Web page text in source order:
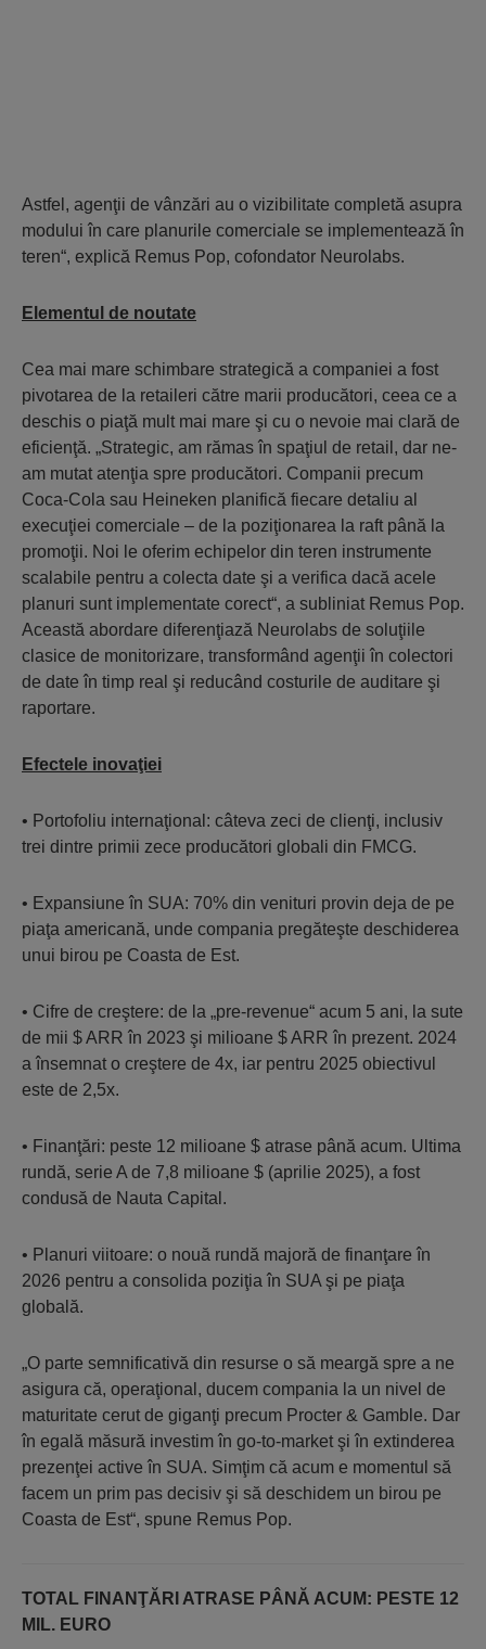
Astfel, agenţii de vânzări au o vizibilitate completă asupra
modului în care planurile comerciale se implementează în
teren“, explică Remus Pop, cofondator Neurolabs.
Elementul de noutate
Cea mai mare schimbare strategică a companiei a fost
pivotarea de la retaileri către marii producători, ceea ce a
deschis o piaţă mult mai mare şi cu o nevoie mai clară de
eficienţă. „Strategic, am rămas în spaţiul de retail, dar ne-
am mutat atenţia spre producători. Companii precum
Coca-Cola sau Heineken planifică fiecare detaliu al
execuţiei comerciale – de la poziţionarea la raft până la
promoţii. Noi le oferim echipelor din teren instrumente
scalabile pentru a colecta date şi a verifica dacă acele
planuri sunt implementate corect“, a subliniat Remus Pop.
Această abordare diferenţiază Neurolabs de soluţiile
clasice de monitorizare, transformând agenţii în colectori
de date în timp real şi reducând costurile de auditare şi
raportare.
Efectele inovaţiei
• Portofoliu internaţional: câteva zeci de clienţi, inclusiv
trei dintre primii zece producători globali din FMCG.
• Expansiune în SUA: 70% din venituri provin deja de pe
piaţa americană, unde compania pregăteşte deschiderea
unui birou pe Coasta de Est.
• Cifre de creştere: de la „pre-revenue“ acum 5 ani, la sute
de mii $ ARR în 2023 şi milioane $ ARR în prezent. 2024
a însemnat o creştere de 4x, iar pentru 2025 obiectivul
este de 2,5x.
• Finanţări: peste 12 milioane $ atrase până acum. Ultima
rundă, serie A de 7,8 milioane $ (aprilie 2025), a fost
condusă de Nauta Capital.
• Planuri viitoare: o nouă rundă majoră de finanţare în
2026 pentru a consolida poziţia în SUA şi pe piaţa
globală.
„O parte semnificativă din resurse o să meargă spre a ne
asigura că, operaţional, ducem compania la un nivel de
maturitate cerut de giganţi precum Procter & Gamble. Dar
în egală măsură investim în go-to-market şi în extinderea
prezenţei active în SUA. Simţim că acum e momentul să
facem un prim pas decisiv şi să deschidem un birou pe
Coasta de Est“, spune Remus Pop.
TOTAL FINANŢĂRI ATRASE PÂNĂ ACUM: PESTE 12
MIL. EURO